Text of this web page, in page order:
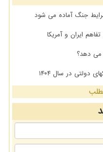
جنگ آماده می شود
ایران و آمریکا
می دهد؟
دولتی در سال ۱۴۰۴